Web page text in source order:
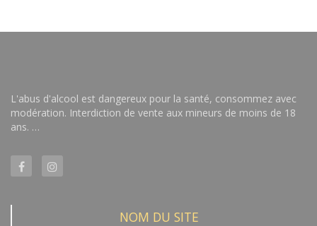
L'abus d'alcool est dangereux pour la santé, consommez avec
modération. Interdiction de vente aux mineurs de moins de 18
ans. …
NOM DU SITE